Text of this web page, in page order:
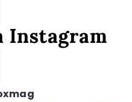
Instagram